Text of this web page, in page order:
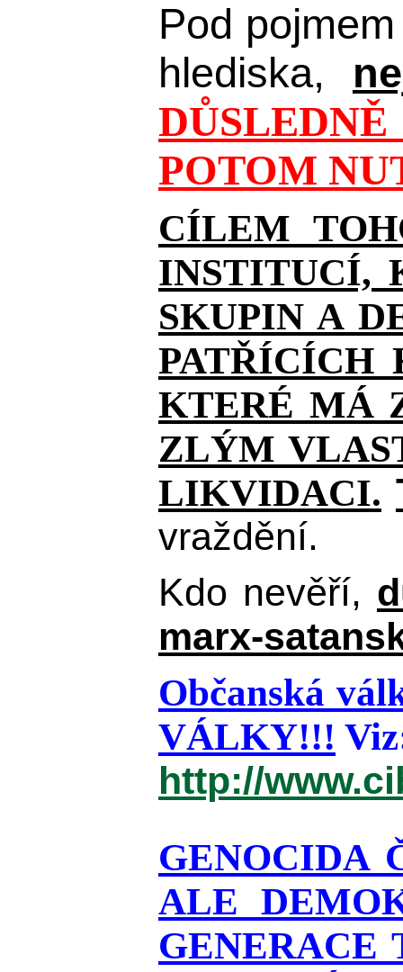
Pod pojmem
hlediska,
POTOM
CÍLEM
INSTITUCÍ,
SKUPIN A
PATŘÍCÍCH
KTERÉ MÁ
ZLÝM
LIKVIDACI.
vraždění.
Kdo nevěří,
marx-
Občanská
VÁLKY!!!
http://
GENOCIDA
ALE